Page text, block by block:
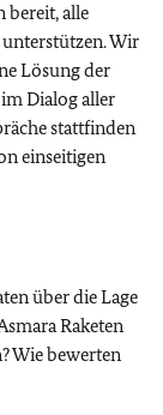
bereit, alle
Wir
Lösung der
Dialog aller
stattfinden
einseitigen
über die Lage
Raketen
Wie bewerten